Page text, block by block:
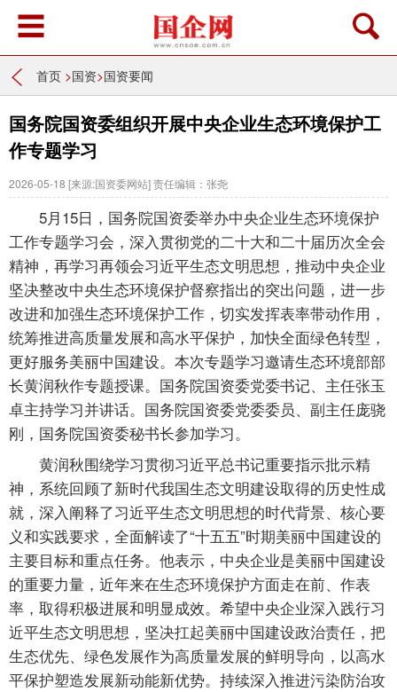
首页 >国资>国资要闻
国务院国资委组织开展中央企业生态环境保护工
作专题学习
2026-05-18 [来源:国资委网站]责任编辑：张尧
5月15日，国务院国资委举办中央企业生态环境保护
工作专题学习会，深入贯彻党的二十大和二十届历次全会
精神，再学习再领会习近平生态文明思想，推动中央企业
坚决整改中央生态环境保护督察指出的突出问题，进一步
改进和加强生态环境保护工作，切实发挥表率带动作用，
统筹推进高质量发展和高水平保护，加快全面绿色转型，
更好服务美丽中国建设。本次专题学习邀请生态环境部部
长黄润秋作专题授课。国务院国资委党委书记、主任张玉
卓主持学习并讲话。国务院国资委党委委员、副主任庞骁
刚，国务院国资委秘书长参加学习。
黄润秋围绕学习贯彻习近平总书记重要指示批示精
神，系统回顾了新时代我国生态文明建设取得的历史性成
就，深入阐释了习近平生态文明思想的时代背景、核心要
义和实践要求，全面解读了“十五五”时期美丽中国建设的
主要目标和重点任务。他表示，中央企业是美丽中国建设
的重要力量，近年来在生态环境保护方面走在前、作表
率，取得积极进展和明显成效。希望中央企业深入践行习
近平生态文明思想，坚决扛起美丽中国建设政治责任，把
生态优先、绿色发展作为高质量发展的鲜明导向，以高水
平保护塑造发展新动能新优势。持续深入推进污染防治攻